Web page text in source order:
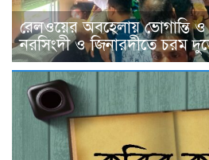
রেলওয়ের অবহেলায় ভোগান্তি ও
নরসিংদী ও জিনারদীতে চরম